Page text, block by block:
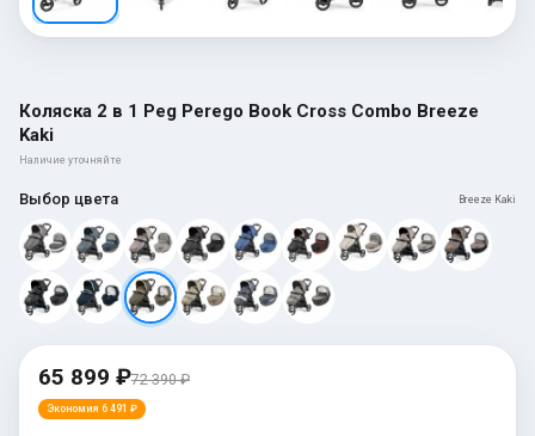
Коляска 2 в 1 Peg Perego Book Cross Combo Breeze
Kaki
Наличие уточняйте
Выбор цвета Breeze Kaki
65 899 ₽72 390 ₽
Экономия 6 491 ₽